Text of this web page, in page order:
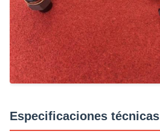
Especificaciones técnicas